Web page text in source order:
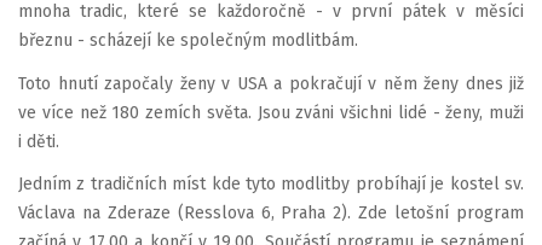
mnoha tradic, které se každoročně - v první pátek v měsíci
březnu - scházejí ke společným modlitbám.
Toto hnutí započaly ženy v USA a pokračují v něm ženy dnes již
ve více než 180 zemích světa. Jsou zváni všichni lidé - ženy, muži
i děti.
Jedním z tradičních míst kde tyto modlitby probíhají je kostel sv.
Václava na Zderaze (Resslova 6, Praha 2). Zde letošní program